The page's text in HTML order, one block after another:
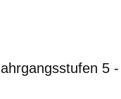
5